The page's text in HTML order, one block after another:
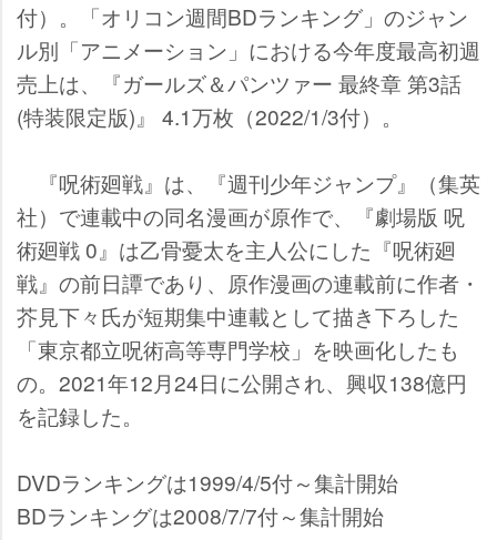
付）。「オリコン週間BDランキング」のジャン
ル別「アニメーション」における今年度最高初週
売上は、『ガールズ＆パンツァー 最終章 第3話
(特装限定版)』 4.1万枚（2022/1/3付）。
『呪術廻戦』は、『週刊少年ジャンプ』（集英
社）で連載中の同名漫画が原作で、『劇場版 呪
術廻戦 0』は乙骨憂太を主人公にした『呪術廻
戦』の前日譚であり、原作漫画の連載前に作者・
芥見下々氏が短期集中連載として描き下ろした
「東京都立呪術高等専門学校」を映画化したも
の。2021年12月24日に公開され、興収138億円
を記録した。
DVDランキングは1999/4/5付～集計開始
BDランキングは2008/7/7付～集計開始